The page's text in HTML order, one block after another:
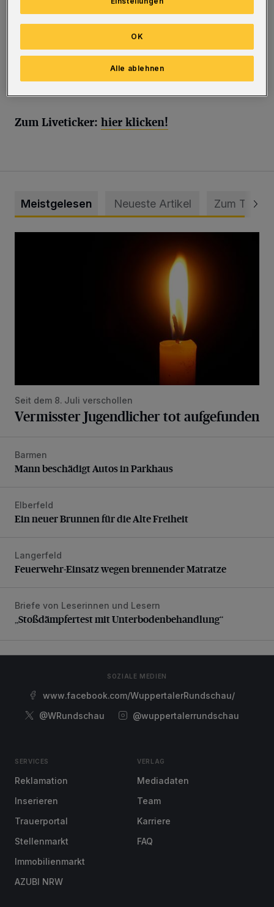
Tore von Ali Can Ilbay und Daniel Keita-Ruel.
Der WSV liegt nun mit drei Punkten Rückstand
Zum Liveticker: hier klicken!
Meistgelesen Neueste Artikel Zum Thema
Seit dem 8. Juli verschollen
Vermisster Jugendlicher tot aufgefunden
Mann beschädigt Autos in Parkhaus
Barmen
Mann beschädigt Autos in Parkhaus
Ein neuer Brunnen für die Alte Freiheit
Elberfeld
Ein neuer Brunnen für die Alte Freiheit
Feuerwehr-Einsatz wegen brennender Matratze
Langerfeld
Feuerwehr-Einsatz wegen brennender Matratze
„Stoßdämpfertest mit Unterbodenbehandlung“
Briefe von Leserinnen und Lesern
„Stoßdämpfertest mit Unterbodenbehandlung“
SOZIALE MEDIEN
www.facebook.com/WuppertalerRundschau/
@WRundschau
@wuppertalerrundschau
SERVICES
Reklamation
Inserieren
Trauerportal
Stellenmarkt
Immobilienmarkt
AZUBI NRW
VERLAG
Mediadaten
Team
Karriere
FAQ
Alle ablehnen
OK